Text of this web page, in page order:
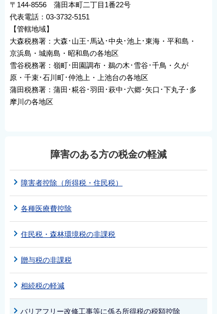
〒144-8556 蒲田本町二丁目1番22号
代表電話：03-3732-5151
【管轄地域】
大森税務署：大森･山王･馬込･中央･池上･東海・平和島・
京浜島・城南島・昭和島の各地区
雪谷税務署：嶺町･田園調布・鵜の木･雪谷･千鳥・久が
原・千束･石川町･仲池上・上池台の各地区
蒲田税務署：蒲田･糀谷･羽田･萩中･六郷･矢口･下丸子･多
摩川の各地区
障害のある方の税金の軽減
障害者控除（所得税・住民税）
各種医療費控除
住民税・森林環境税の非課税
贈与税の非課税
相続税の軽減
バリアフリー改修工事等に係る所得税の税額控除